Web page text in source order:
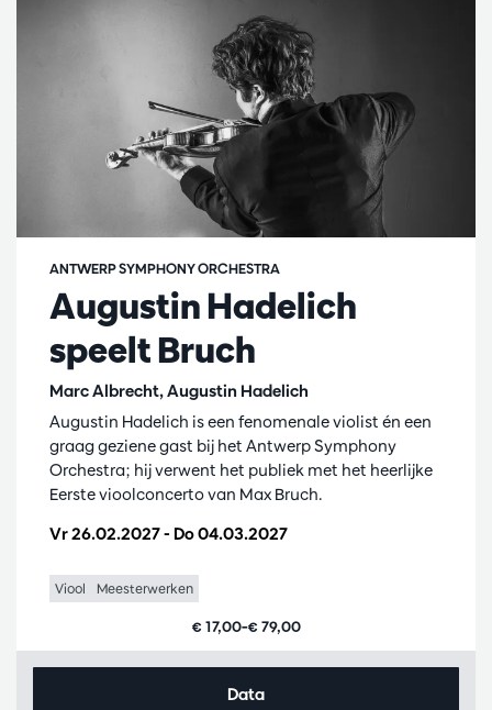
Augustin Hadelich
speelt Bruch
Marc Albrecht, Augustin Hadelich
ANTWERP SYMPHONY ORCHESTRA
Vr 26.02.2027- Do 04.03.2027
Augustin Hadelich is een fenomenale violist én een
graag geziene gast bij het Antwerp Symphony
Orchestra; hij verwent het publiek met het heerlijke
Eerste vioolconcerto van Max Bruch.
Viool Meesterwerken
€ 17,00–€ 79,00
Data